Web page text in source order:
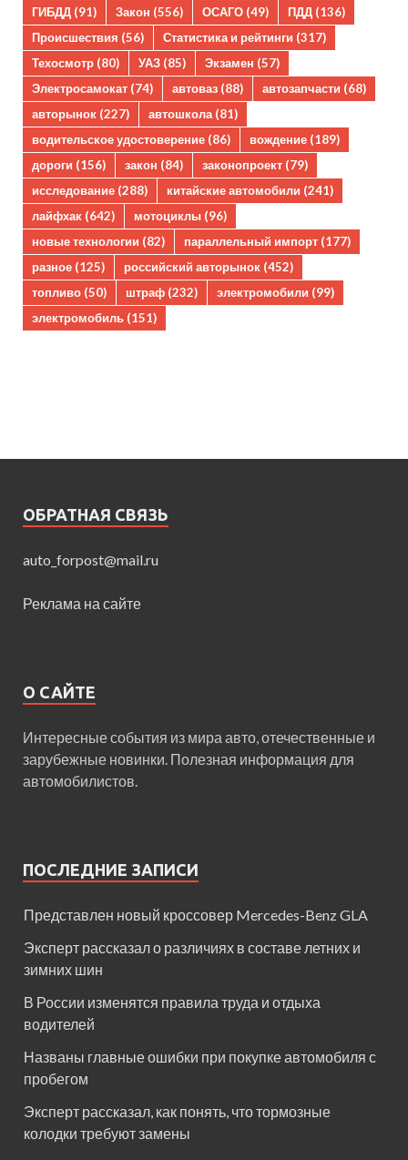
ГИБДД (91) Закон (556) ОСАГО (49) ПДД (136)
Происшествия (56) Статистика и рейтинги (317)
Техосмотр (80) УАЗ (85) Экзамен (57)
Электросамокат (74) автоваз (88) автозапчасти (68)
авторынок (227) автошкола (81)
водительское удостоверение (86) вождение (189)
дороги (156) закон (84) законопроект (79)
исследование (288) китайские автомобили (241)
лайфхак (642) мотоциклы (96)
новые технологии (82) параллельный импорт (177)
разное (125) российский авторынок (452)
топливо (50) штраф (232) электромобили (99)
электромобиль (151)
ОБРАТНАЯ СВЯЗЬ
auto_forpost@mail.ru
Реклама на сайте
О САЙТЕ
Интересные события из мира авто, отечественные и
зарубежные новинки. Полезная информация для
автомобилистов.
ПОСЛЕДНИЕ ЗАПИСИ
Представлен новый кроссовер Mercedes-Benz GLA
Эксперт рассказал о различиях в составе летних и
зимних шин
В России изменятся правила труда и отдыха
водителей
Названы главные ошибки при покупке автомобиля с
пробегом
Эксперт рассказал, как понять, что тормозные
колодки требуют замены